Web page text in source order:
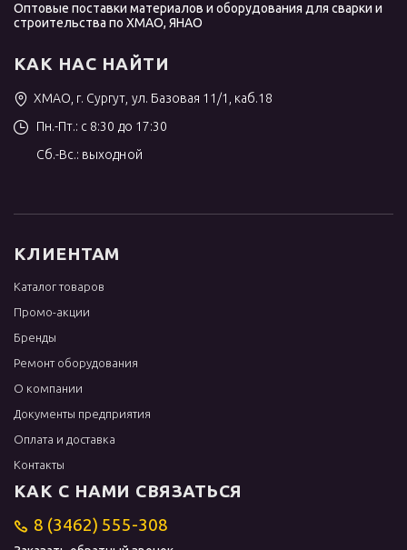
Оптовые поставки материалов и оборудования для сварки и
строительства по ХМАО, ЯНАО
КАК НАС НАЙТИ
ХМАО, г. Сургут, ул. Базовая 11/1, каб.18
Пн.-Пт.: с 8:30 до 17:30
Сб.-Вс.: выходной
КЛИЕНТАМ
Каталог товаров
Промо-акции
Бренды
Ремонт оборудования
О компании
Документы предприятия
Оплата и доставка
Контакты
КАК С НАМИ СВЯЗАТЬСЯ
8 (3462) 555-308